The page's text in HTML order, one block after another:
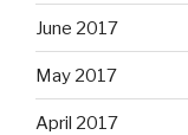
June 2017
May 2017
April 2017